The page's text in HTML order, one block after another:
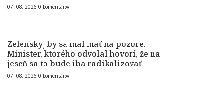
07. 08. 2026 0 komentárov
Zelenskyj by sa mal mať na pozore.
Minister, ktorého odvolal hovorí, že na
jeseň sa to bude iba radikalizovať
07. 08. 2026 0 komentárov